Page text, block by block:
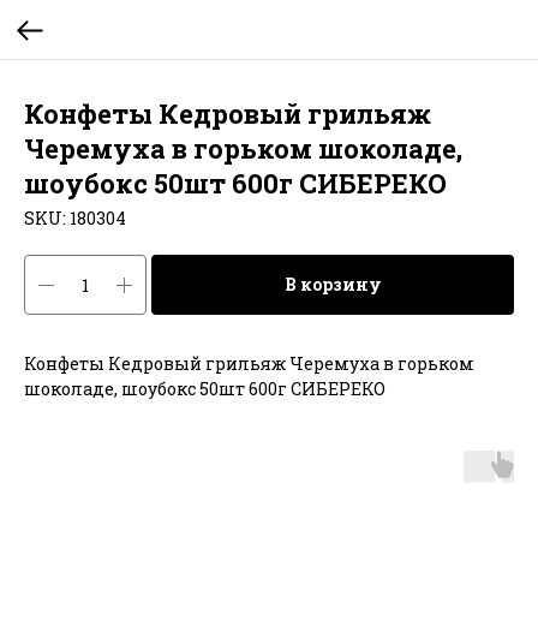
Конфеты Кедровый грильяж
Черемуха в горьком шоколаде,
шоубокс 50шт 600г СИБЕРЕКО
SKU: 180304
В корзину
Конфеты Кедровый грильяж Черемуха в горьком
шоколаде, шоубокс 50шт 600г СИБЕРЕКО